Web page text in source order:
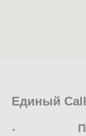
Единый